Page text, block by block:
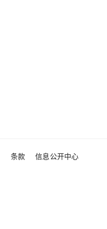
条款 信息公开中心